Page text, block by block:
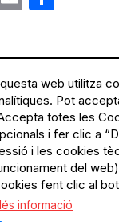
web utilitza
Pot
totes les
i fer clic a
i les cookies
del
fent clic al
informació